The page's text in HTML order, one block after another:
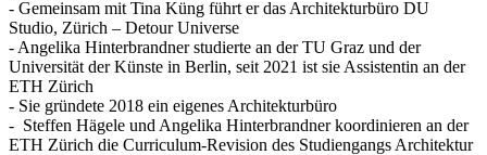
- Gemeinsam mit Tina Küng führt er das Architekturbüro DU
Studio, Zürich – Detour Universe
- Angelika Hinterbrandner studierte an der TU Graz und der
Universität der Künste in Berlin, seit 2021 ist sie Assistentin an der
ETH Zürich
- Sie gründete 2018 ein eigenes Architekturbüro
- Steffen Hägele und Angelika Hinterbrandner koordinieren an der
ETH Zürich die Curriculum-Revision des Studiengangs Architektur